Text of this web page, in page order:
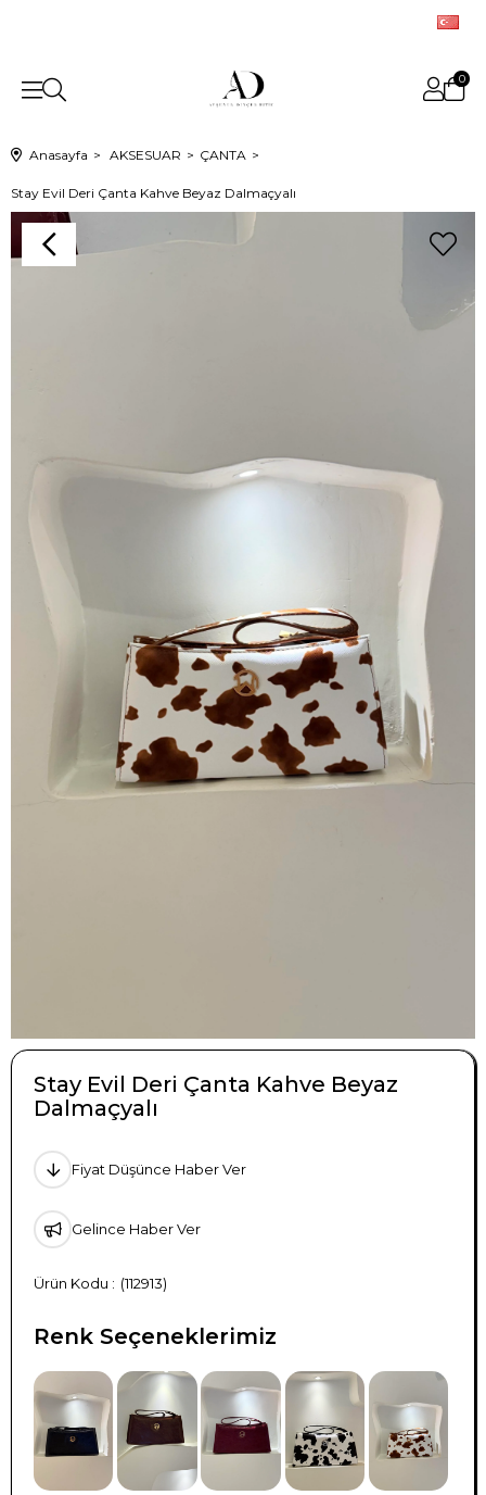
0
Anasayfa AKSESUAR ÇANTA
Stay Evil Deri Çanta Kahve Beyaz Dalmaçyalı
Stay Evil Deri Çanta Kahve Beyaz
Dalmaçyalı
Fiyat Düşünce Haber Ver
Gelince Haber Ver
(112913)
Renk Seçeneklerimiz
TÜKENDI TÜKENDI TÜKENDI
TÜKENDI TÜKENDI